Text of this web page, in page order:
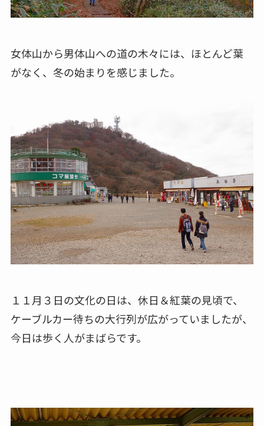
女体山から男体山への道の木々には、ほとんど葉
がなく、冬の始まりを感じました。
１１月３日の文化の日は、休日＆紅葉の見頃で、
ケーブルカー待ちの大行列が広がっていましたが、
今日は歩く人がまばらです。